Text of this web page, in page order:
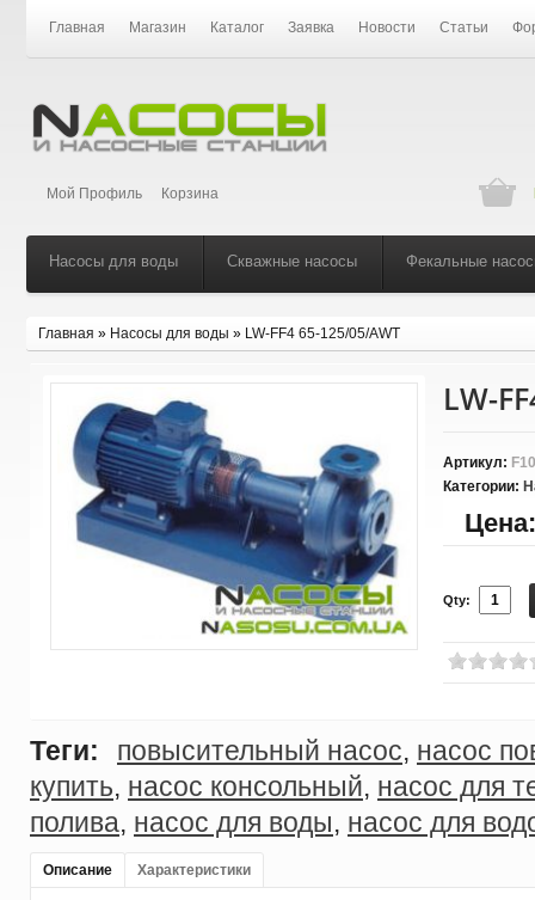
Главная Магазин Каталог Заявка Новости Статьи
Мой Профиль Корзина
Насосы для воды Скважные насосы Фекальные
Главная » Насосы для воды » LW-FF4 65-125/05/AWT
LW-
Артикул:
Категории:
Цена:
Qty:
Теги: повысительный насос, насос
купить, насос консольный, насос для
полива, насос для воды, насос для
Описание Характеристики